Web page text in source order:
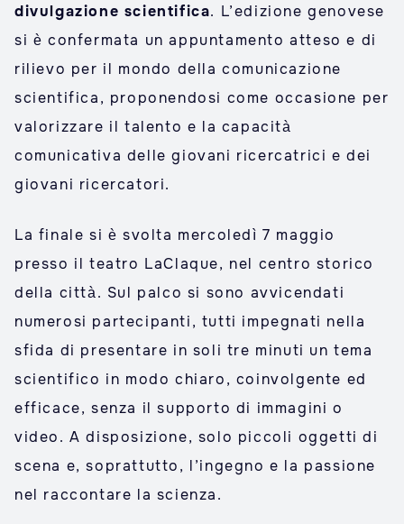
divulgazione scientifica. L’edizione genovese
si è confermata un appuntamento atteso e di
rilievo per il mondo della comunicazione
scientifica, proponendosi come occasione per
valorizzare il talento e la capacità
comunicativa delle giovani ricercatrici e dei
giovani ricercatori.
La finale si è svolta mercoledì 7 maggio
presso il teatro LaClaque, nel centro storico
della città. Sul palco si sono avvicendati
numerosi partecipanti, tutti impegnati nella
sfida di presentare in soli tre minuti un tema
scientifico in modo chiaro, coinvolgente ed
efficace, senza il supporto di immagini o
video. A disposizione, solo piccoli oggetti di
scena e, soprattutto, l’ingegno e la passione
nel raccontare la scienza.